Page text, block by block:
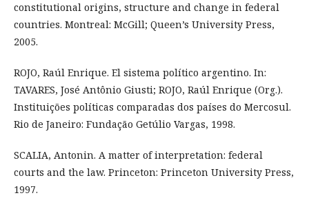
constitutional origins, structure and change in federal
countries. Montreal: McGill; Queen’s University Press,
2005.
ROJO, Raúl Enrique. El sistema político argentino. In:
TAVARES, José Antônio Giusti; ROJO, Raúl Enrique (Org.).
Instituições políticas comparadas dos países do Mercosul.
Rio de Janeiro: Fundação Getúlio Vargas, 1998.
SCALIA, Antonin. A matter of interpretation: federal
courts and the law. Princeton: Princeton University Press,
1997.